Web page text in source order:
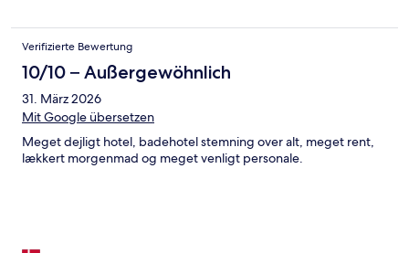
Verifizierte Bewertung
10/10 – Außergewöhnlich
31. März 2026
Mit Google übersetzen
Meget dejligt hotel, badehotel stemning over alt, meget rent,
lækkert morgenmad og meget venligt personale.